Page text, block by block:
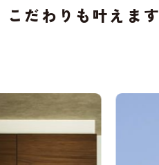
こだわりも叶えます